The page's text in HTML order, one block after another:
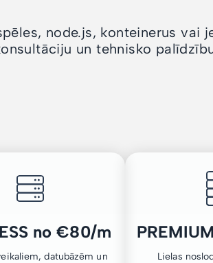
node.js, konteinerus vai
un tehnisko
no €80/m
datubāzēm un
Lielas